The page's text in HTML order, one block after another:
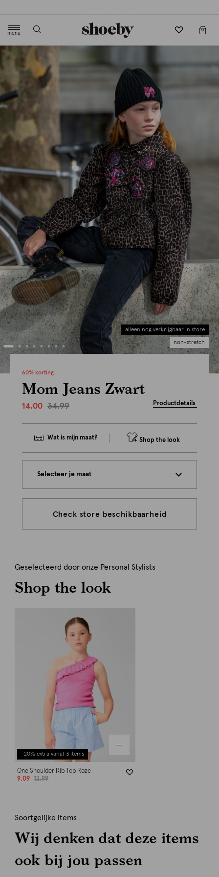
menu
alleen nog verkrijgbaar in store
non-stretch
60% korting
Mom Jeans Zwart
14.00 34.99 Productdetails
Wat is mijn maat? Shop the look
Selecteer je maat
Check store beschikbaarheid
Geselecteerd door onze Personal Stylists
Shop the look
-20% extra vanaf 3 items
One Shoulder Rib Top Roze
9.09
12.99
Soortgelijke items
Wij denken dat deze items
ook bij jou passen